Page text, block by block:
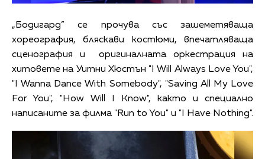
„Бодигард” се прочува със зашеметяваща
хореография, бляскави костюми, впечатляваща
сценография и оригиналната оркестрация на
хитовете на Уитни Хюстън "I Will Always Love You",
"I Wanna Dance With Somebody", "Saving All My Love
For You", "How Will I Know", както и специално
написаните за филма "Run to You" и "I Have Nothing".